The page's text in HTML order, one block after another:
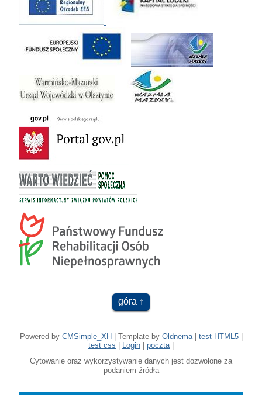
góra
Powered by CMSimple_XH| Template by Oldnema| test HTML5|
test css | Login | poczta |
Cytowanie oraz wykorzystywanie danych jest dozwolone za
podaniem źródła